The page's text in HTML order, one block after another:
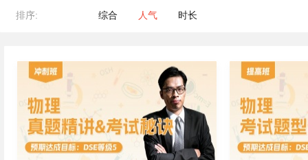
排序: 综合 人气 时长